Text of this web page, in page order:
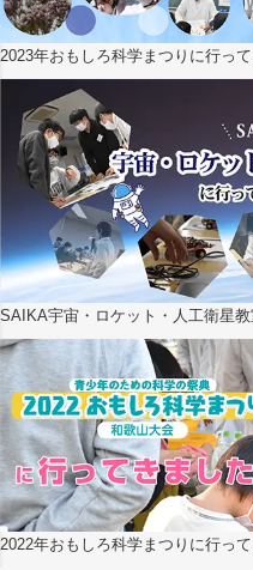
2023年おもしろ科学まつりに行っ
SAIKA宇宙・ロケット・人工衛星
2022年おもしろ科学まつりに行っ